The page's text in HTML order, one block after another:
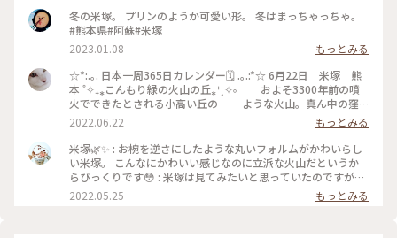
冬の米塚。 プリンのようか可愛い形。 冬はまっちゃっちゃ。
#熊本県#阿蘇#米塚
2023.01.08
もっとみる
☆*:.｡. 日本一周365日カレンダー🗓 .｡.:*☆ 6月22日 米塚 熊
本 ˚✧₊⁎こんもり緑の火山の丘⁎⁺˳✧༚ およそ3300年前の噴
火でできたとされる小高い丘の ような火山。真ん中の窪
みは火口で、遠くから見ると さかさにしたお椀のよう。周
囲をぐるりと回ってその 姿を楽しもう。 可愛い緑の丘で
すね。3300年前とか、いつ？って思うような前の火山ででき
たなんて、自然ってすごいですね。 #熊本#米塚
2022.06.22
もっとみる
米塚🌿✨ : お椀を逆さにしたような丸いフォルムがかわいらし
い米塚。 こんなにかわいい感じなのに立派な火山だというか
らびっくりです😳 : 米塚は見てみたいと思っていたのですが、
草千里ヶ浜に行く途中は、急に現れてカメラは後部座席のバッ
グの中😢 後ろから数台車が来ていて停まれそうになかったの
2022.05.25 もっとみる